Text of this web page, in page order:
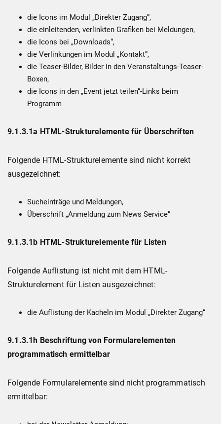
die Icons im Modul „Direkter Zugang“,
die einleitenden, verlinkten Grafiken bei Meldungen,
die Icons bei „Downloads“,
die Verlinkungen im Modul „Kontakt“,
die Teaser-Bilder, Bilder in den Veranstaltungs-Teaser-
Boxen,
die Icons in den „Event jetzt teilen“-Links beim
Programm
9.1.3.1a HTML-Strukturelemente für Überschriften
Folgende HTML-Strukturelemente sind nicht korrekt
ausgezeichnet:
Sucheinträge und Meldungen,
Überschrift „Anmeldung zum News Service“
9.1.3.1b HTML-Strukturelemente für Listen
Folgende Auflistung ist nicht mit dem HTML-
Strukturelement für Listen ausgezeichnet:
die Auflistung der Kacheln im Modul „Direkter Zugang“
9.1.3.1h Beschriftung von Formularelementen
programmatisch ermittelbar
Folgende Formularelemente sind nicht programmatisch
ermittelbar: